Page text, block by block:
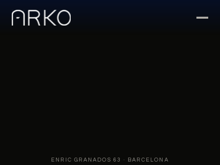
ENRIC GRANADOS 63 · BARCELONA